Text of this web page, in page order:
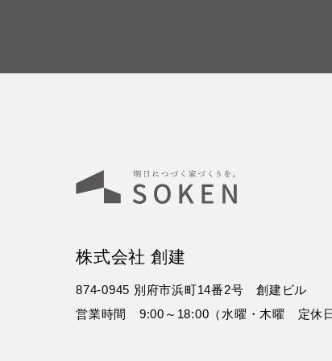
株式会社 創建
874-0945 別府市浜町14番2号 創建ビル
営業時間 9:00～18:00（水曜・木曜 定休日